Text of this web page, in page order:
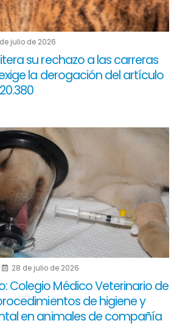
julio de 2026
su rechazo a las carreras
la derogación del artículo
28 de julio de 2026
Colegio Médico Veterinario de
de higiene y
en animales de compañía